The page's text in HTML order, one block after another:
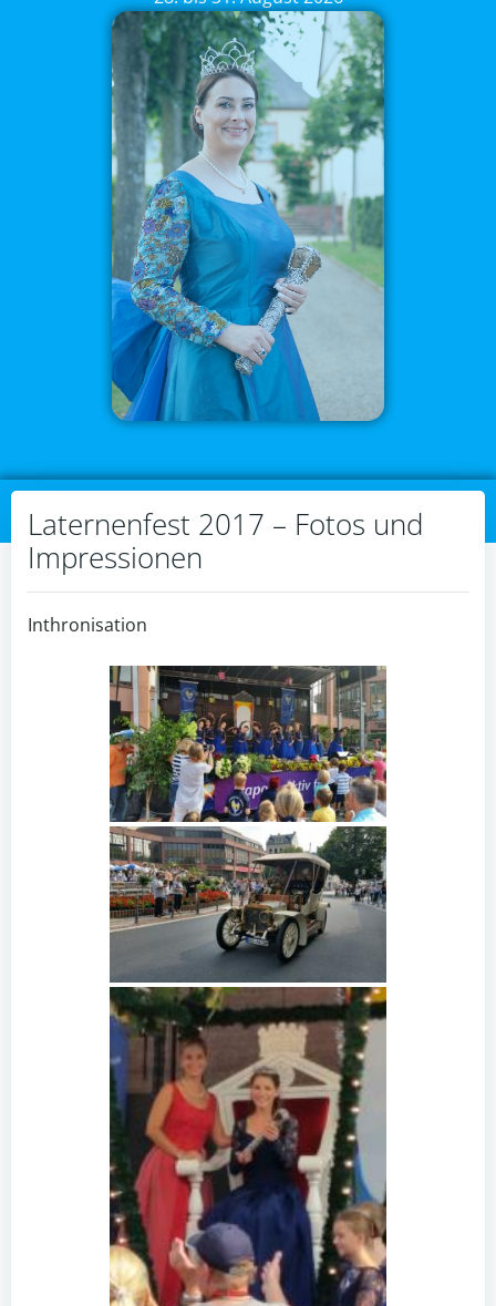
Laternenfest 2017 – Fotos und
Impressionen
Inthronisation